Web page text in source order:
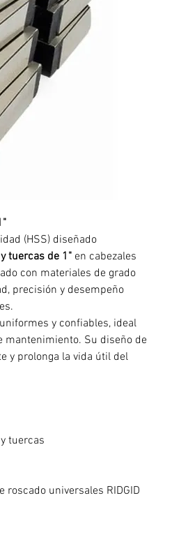
(HSS) diseñado
tuercas de 1" en cabezales
con materiales de grado
precisión y desempeño
y confiables, ideal
mantenimiento. Su diseño de
y prolonga la vida útil del
tuercas
roscado universales RIDGID